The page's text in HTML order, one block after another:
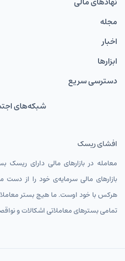
مجله
اخبار
ابزارها
دسترسی سریع
شبکه‌های
افشای ریسک
معامله در بازارهای مالی دارای ریسک
بازارهای مالی سرمایه‌ی خود را از
هرکس با خود اوست. ما هیچ بستر
تمامی بسترهای معاملاتی اشکالات و